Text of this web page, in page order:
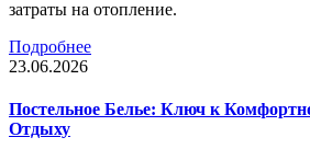
затраты на отопление.
Подробнее
23.06.2026
Постельное Белье: Ключ к
Отдыху